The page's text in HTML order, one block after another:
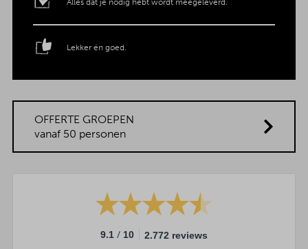
Alles dat je nodig hebt wordt meegeleverd.
Lekker én goed.
OFFERTE GROEPEN
vanaf 50 personen
9.1 / 10 2.772 reviews